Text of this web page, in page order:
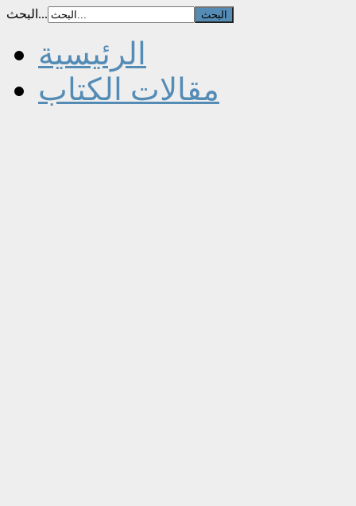
البحث...
الرئيسية
مقالات الكتاب